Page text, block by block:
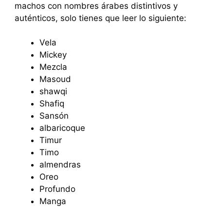
machos con nombres árabes distintivos y
auténticos, solo tienes que leer lo siguiente:
Vela
Mickey
Mezcla
Masoud
shawqi
Shafiq
Sansón
albaricoque
Timur
Timo
almendras
Oreo
Profundo
Manga